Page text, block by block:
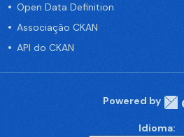
Open Data Definition
Associação CKAN
API do CKAN
Powered by
Idioma